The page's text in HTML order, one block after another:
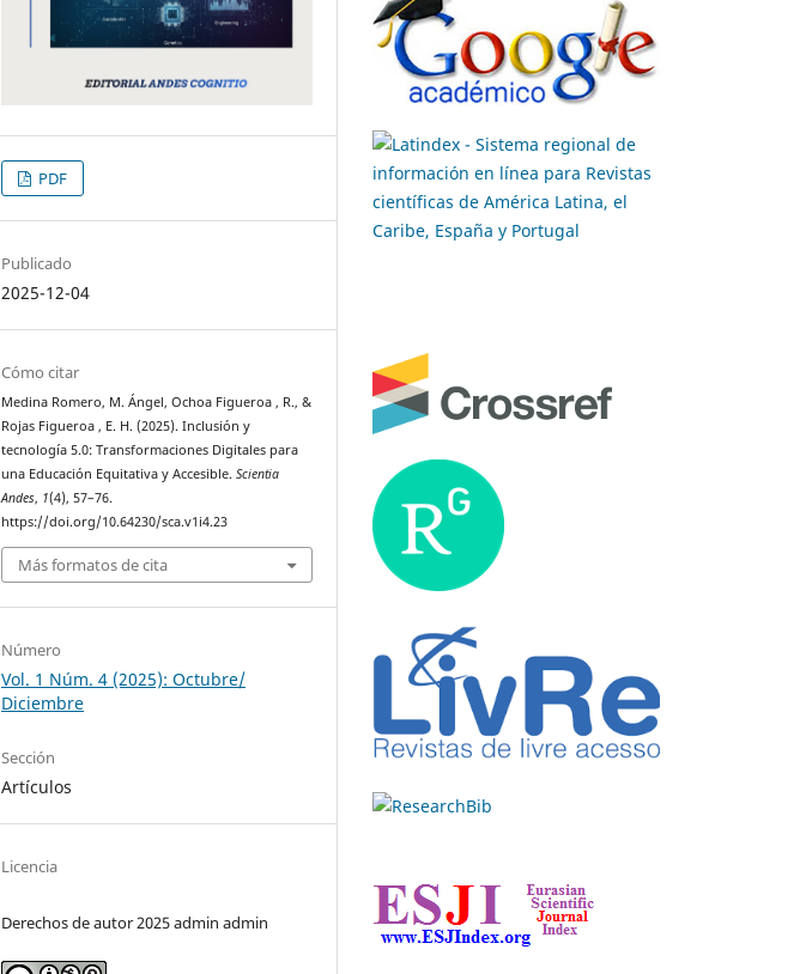
PDF
Publicado
2025-12-04
Cómo citar
Medina Romero, M. Ángel, Ochoa Figueroa , R., &
Rojas Figueroa , E. H. (2025). Inclusión y
tecnología 5.0: Transformaciones Digitales para
una Educación Equitativa y Accesible.Scientia
Andes, 1(4), 57–76.
https://doi.org/10.64230/sca.v1i4.23
Más formatos de cita
Número
Vol. 1 Núm. 4 (2025): Octubre/
Diciembre
Sección
Artículos
Licencia
Derechos de autor 2025 admin admin